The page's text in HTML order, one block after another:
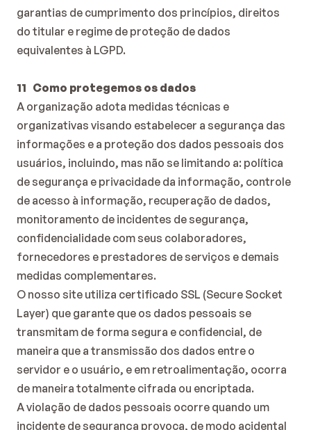
garantias de cumprimento dos princípios, direitos
do titular e regime de proteção de dados
equivalentes à LGPD.
11   Como protegemos os dados
A organização adota medidas técnicas e
organizativas visando estabelecer a segurança das
informações e a proteção dos dados pessoais dos
usuários, incluindo, mas não se limitando a: política
de segurança e privacidade da informação, controle
de acesso à informação, recuperação de dados,
monitoramento de incidentes de segurança,
confidencialidade com seus colaboradores,
fornecedores e prestadores de serviços e demais
medidas complementares.
O nosso site utiliza certificado SSL (Secure Socket
Layer) que garante que os dados pessoais se
transmitam de forma segura e confidencial, de
maneira que a transmissão dos dados entre o
servidor e o usuário, e em retroalimentação, ocorra
de maneira totalmente cifrada ou encriptada.
A violação de dados pessoais ocorre quando um
incidente de segurança provoca, de modo acidental